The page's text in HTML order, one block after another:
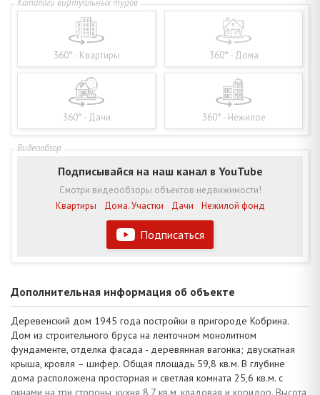
360° - Квартиры 360° - Дома
360° - Дачи 360° - Нежилое
Подписаться
Подписывайся на наш канал в YouTube
Смотри видеообзоры объектов недвижимости!
Квартиры
Дома. Участки Дачи Нежилой фонд
Дополнительная информация об объекте
Деревенский дом 1945 года постройки в пригороде Кобрина.
Дом из строительного бруса на ленточном монолитном
фундаменте, отделка фасада - деревянная вагонка; двускатная
крыша, кровля – шифер. Общая площадь 59,8 кв.м. В глубине
дома расположена просторная и светлая комната 25,6 кв.м. с
окнами на три стороны, кухня 8,7 кв.м, кладовая и коридор. Высота